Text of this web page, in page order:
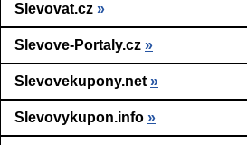
Slevovat.cz »
Slevove-Portaly.cz »
Slevovekupony.net »
Slevovykupon.info »